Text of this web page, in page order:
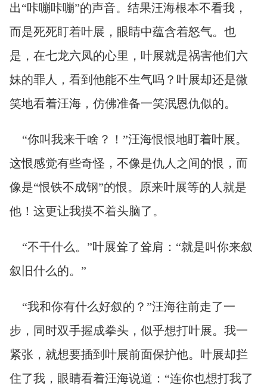
出“咔嘣咔嘣”的声音。结果汪海根本不看我，
而是死死盯着叶展，眼睛中蕴含着怒气。也
是，在七龙六凤的心里，叶展就是祸害他们六
妹的罪人，看到他能不生气吗？叶展却还是微
笑地看着汪海，仿佛准备一笑泯恩仇似的。
“你叫我来干啥？！”汪海恨恨地盯着叶展。
这恨感觉有些奇怪，不像是仇人之间的恨，而
像是“恨铁不成钢”的恨。原来叶展等的人就是
他！这更让我摸不着头脑了。
“不干什么。”叶展耸了耸肩：“就是叫你来叙
叙旧什么的。”
“我和你有什么好叙的？”汪海往前走了一
步，同时双手握成拳头，似乎想打叶展。我一
紧张，就想要插到叶展前面保护他。叶展却拦
住了我，眼睛看着汪海说道：“连你也想打我了